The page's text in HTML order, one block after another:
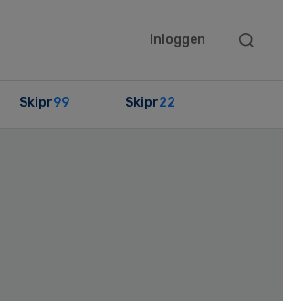
Inloggen
Search
Skipr99 Skipr22